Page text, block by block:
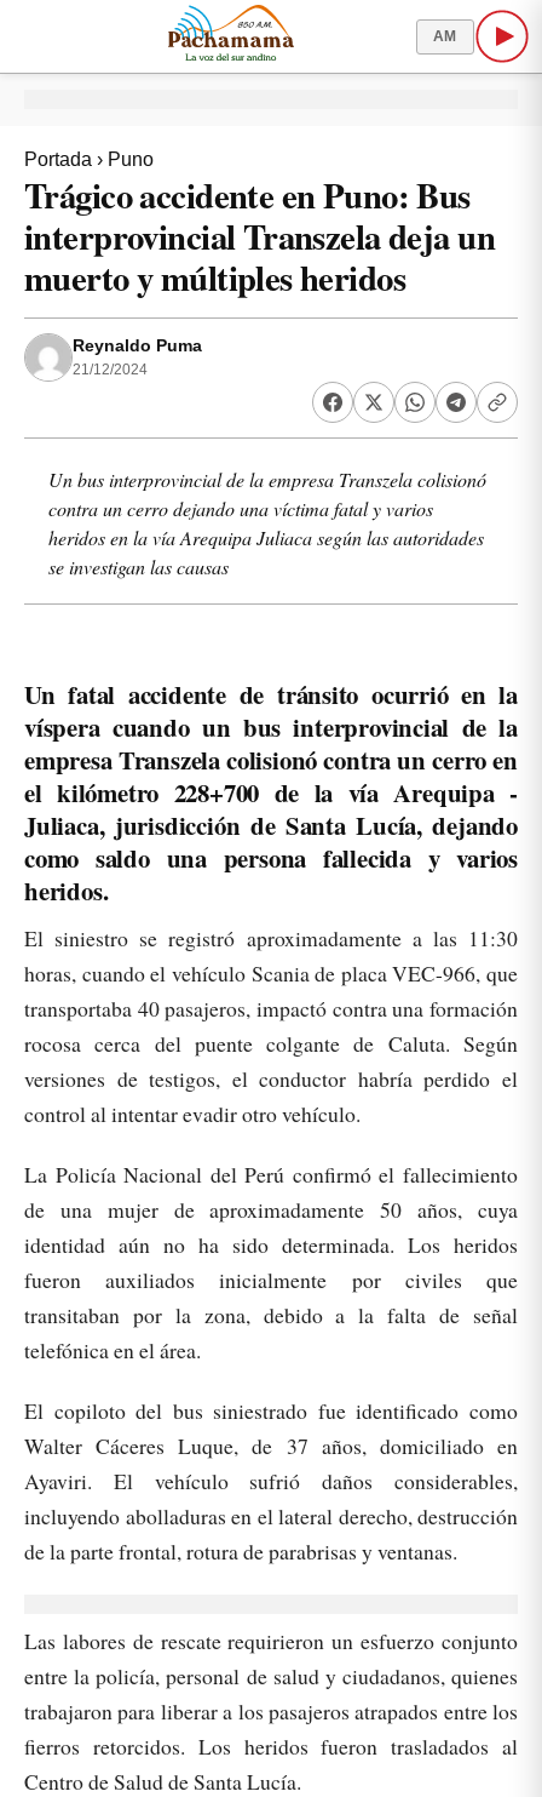
AM
Portada › Puno
Trágico accidente en Puno: Bus
interprovincial Transzela deja un
muerto y múltiples heridos
Reynaldo Puma
21/12/2024
Un bus interprovincial de la empresa Transzela colisionó
contra un cerro dejando una víctima fatal y varios
heridos en la vía Arequipa Juliaca según las autoridades
se investigan las causas
Un fatal accidente de tránsito ocurrió en la
víspera cuando un bus interprovincial de la
empresa Transzela colisionó contra un cerro en
el kilómetro 228+700 de la vía Arequipa -
Juliaca, jurisdicción de Santa Lucía, dejando
como saldo una persona fallecida y varios
heridos.
El siniestro se registró aproximadamente a las 11:30
horas, cuando el vehículo Scania de placa VEC-966, que
transportaba 40 pasajeros, impactó contra una formación
rocosa cerca del puente colgante de Caluta. Según
versiones de testigos, el conductor habría perdido el
control al intentar evadir otro vehículo.
La Policía Nacional del Perú confirmó el fallecimiento
de una mujer de aproximadamente 50 años, cuya
identidad aún no ha sido determinada. Los heridos
fueron auxiliados inicialmente por civiles que
transitaban por la zona, debido a la falta de señal
telefónica en el área.
El copiloto del bus siniestrado fue identificado como
Walter Cáceres Luque, de 37 años, domiciliado en
Ayaviri. El vehículo sufrió daños considerables,
incluyendo abolladuras en el lateral derecho, destrucción
de la parte frontal, rotura de parabrisas y ventanas.
Las labores de rescate requirieron un esfuerzo conjunto
entre la policía, personal de salud y ciudadanos, quienes
trabajaron para liberar a los pasajeros atrapados entre los
fierros retorcidos. Los heridos fueron trasladados al
Centro de Salud de Santa Lucía.